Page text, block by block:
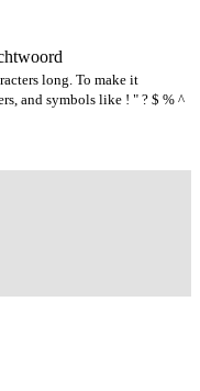
long. To make it
and symbols like ! " ? $ % ^